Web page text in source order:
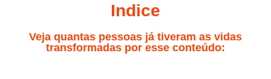
Indice
Veja quantas pessoas já tiveram as vidas
transformadas por esse conteúdo: